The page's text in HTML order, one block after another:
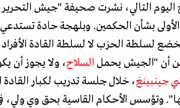
اليوم التالي، نشرت صحيفة "جيش
بشأن الحكمين. وبلهجة حادة تستدعي
لسلطة الحزب لا لسلطة القادة
أن "الجيش يحمل السلاح، ولا يجوز أن
جينبينغ، خلال جلسة تدريب لكبار
وتؤسس الأحكام القاسية بحق وي